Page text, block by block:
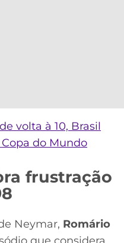
volta à 10, Brasil
do Mundo
frustração
Neymar, Romário